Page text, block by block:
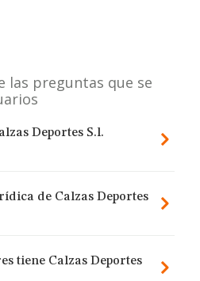
las preguntas que se
Deportes S.l.
de Calzas Deportes
tiene Calzas Deportes